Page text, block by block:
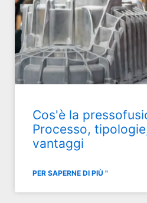
Cos'è la
Processo,
vantaggi
PER SAPERNE DI PIÙ "